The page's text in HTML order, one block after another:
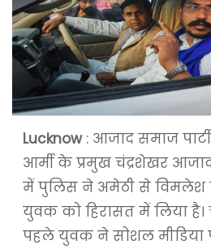
Lucknow : आजाद समाज
आर्मी के प्रमुख चंद्रशेखर
में पुल‍िस ने अमेठी से व‍िमलेश
युवक को ह‍िरासत में ल‍िया
पहले युवक ने सोशल मीड‍िया